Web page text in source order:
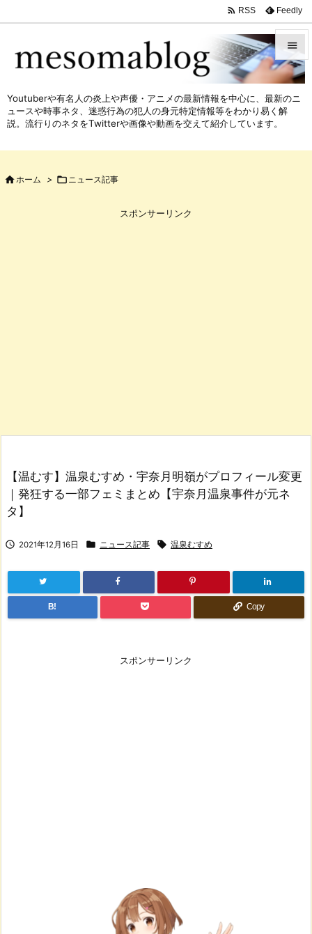



 RSS Feedly
Youtuberや有名人の炎上や声優・アニメの最新情報を中心に、最新のニ
ュースや時事ネタ、迷惑行為の犯人の身元特定情報等をわかり易く解
説。流行りのネタをTwitterや画像や動画を交えて紹介しています。
 ホーム >  ニュース記事
スポンサーリンク
【温むす】温泉むすめ・宇奈月明嶺がプロフィール変更
｜発狂する一部フェミまとめ【宇奈月温泉事件が元ネ
タ】
 2021年12月16日  ニュース記事  温泉むすめ
B! Copy
スポンサーリンク